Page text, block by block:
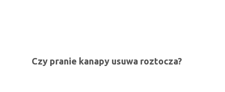
Czy pranie kanapy usuwa roztocza?